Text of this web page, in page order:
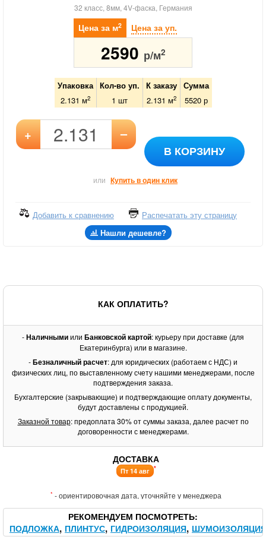
32 класс, 8мм, 4V-фаска, Германия
Цена за м2 Цена за уп.
2590 р/м2
Упаковка Кол-во уп. К заказу
Сумма
2.131 м2 1 шт 2.131 м2 5520р
+ –
В КОРЗИНУ
или Купить в один клик
Добавить к сравнению
Распечатать эту страницу
Нашли дешевле?
КАК ОПЛАТИТЬ?
-Наличнымиили Банковской картой: курьеру при доставке (для
Екатеринбурга) или в магазине.
-Безналичный расчет: для юридических (работаем с НДС) и
физических лиц, по выставленному счету нашими менеджерами, после
подтверждения заказа.
Бухгалтерские (закрывающие) и подтверждающие оплату документы,
будут доставлены с продукцией.
Заказной товар: предоплата 30% от суммы заказа, далее расчет по
договоренности с менеджерами.
ДОСТАВКА
Пт 14 авг *
* - ориентировочная дата, уточняйте у менеджера
РЕКОМЕНДУЕМ ПОСМОТРЕТЬ
ПОДЛОЖКА ПЛИНТУС ГИДРОИЗОЛЯЦИЯ ШУМОИЗОЛЯЦИЯ